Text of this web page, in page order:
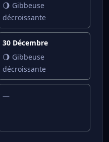
🌖 Gibbeuse
décroissante
30 Décembre
🌖 Gibbeuse
décroissante
—